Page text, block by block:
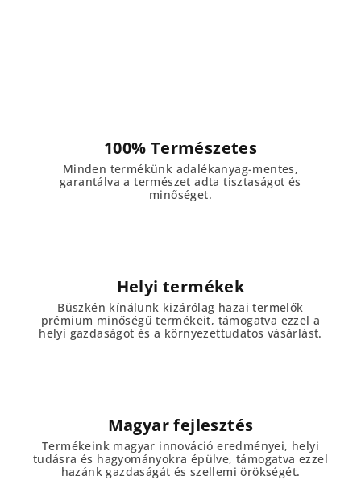
100% Természetes
Minden termékünk adalékanyag-mentes,
garantálva a természet adta tisztaságot és
minőséget.
Helyi termékek
Büszkén kínálunk kizárólag hazai termelők
prémium minőségű termékeit, támogatva ezzel a
helyi gazdaságot és a környezettudatos vásárlást.
Magyar fejlesztés
Termékeink magyar innováció eredményei, helyi
tudásra és hagyományokra épülve, támogatva ezzel
hazánk gazdaságát és szellemi örökségét.